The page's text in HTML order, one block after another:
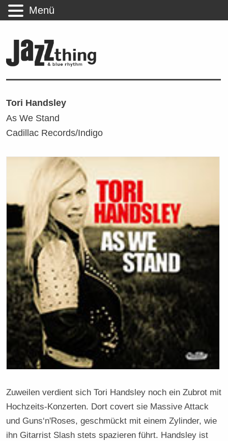
Tori Handsley
As We Stand
Cadillac Records/Indigo
Zuweilen verdient sich Tori Handsley noch ein Zubrot mit
Hochzeits-Konzerten. Dort covert sie Massive Attack
und Guns‘n'Roses, geschmückt mit einem Zylinder, wie
ihn Gitarrist Slash stets spazieren führt. Handsley ist
Menü